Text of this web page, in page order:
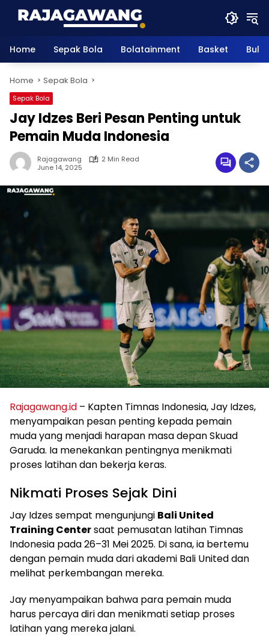
Home
Sepak Bola Bolatainment Basket Bulu
Home Sepak Bola
Sepak Bola
Jay Idzes Beri Pesan Penting untuk
Pemain Muda Indonesia
Rajagawang
2 Min Read
June 14, 2025
Rajagawang.id – Kapten Timnas Indonesia, Jay Idzes,
menyampaikan pesan penting kepada pemain
muda yang menjadi harapan masa depan Skuad
Garuda. Ia menekankan pentingnya menikmati
proses latihan dan bekerja keras.
Nikmati Proses Sejak Dini
Jay Idzes sempat mengunjungi Bali United
Training Centersaat pemusatan latihan Timnas
Indonesia pada 26–31 Mei 2025. Di sana, ia bertemu
dengan pemain muda dari akademi Bali United dan
melihat perkembangan mereka.
Jay menyampaikan bahwa para pemain muda
harus percaya diri dan menikmati setiap proses
latihan yang mereka jalani.